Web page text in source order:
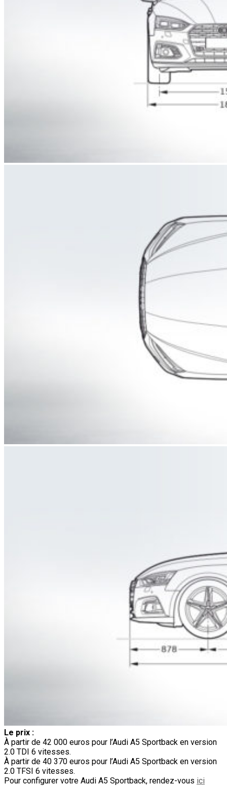
Le prix :
À partir de 42 000 euros pour l’Audi A5 Sportback en version
2.0 TDI 6 vitesses.
À partir de 40 370 euros pour l’Audi A5 Sportback en version
2.0 TFSI 6 vitesses.
Pour configurer votre Audi A5 Sportback, rendez-vous ici